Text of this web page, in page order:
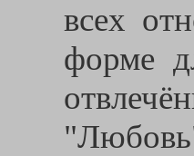
всех
форме